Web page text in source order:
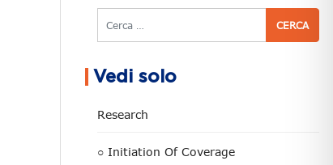
Cerca
Vedi solo
Research
○ Initiation Of Coverage